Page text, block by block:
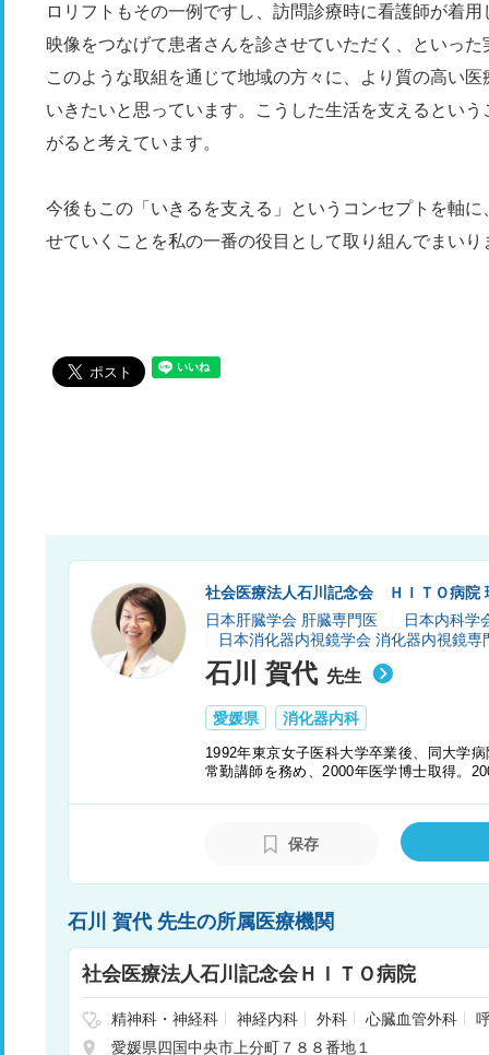
ロリフトもその一例ですし、訪問診療時に看護師が着
映像をつなげて患者さんを診させていただく、といっ
このような取組を通じて地域の方々に、より質の高い
いきたいと思っています。こうした生活を支えるとい
がると考えています。
今後もこの「いきるを支える」というコンセプトを軸
せていくことを私の一番の役目として取り組んでまいり
社会医療法人石川記念会 ＨＩＴＯ病院
日本肝臓学会 肝臓専門医
日本内科学
日本消化器内視鏡学会 消化器内視鏡専
石川 賀代 先生
愛媛県 消化器内科
1992年東京女子医科大学卒業後、同大学
常勤講師を務め、2000年医学博士取得。
設。HITO病院の理事長・病院長として
方々のご意見に耳を傾け、患者さんの「
指している。保存
石川 賀代 先生の所属医療機関
社会医療法人石川記念会ＨＩＴＯ病院
精神科・神経科 神経内科 外科 心臓血管外科
外科
糖尿病内科 整形外科 形成外科
愛媛県四国中央市上分町７８８番地１